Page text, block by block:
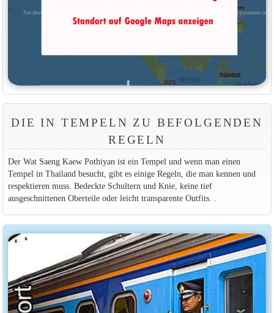
DIE IN TEMPELN ZU BEFOLGENDEN
REGELN
Der Wat Saeng Kaew Pothiyan ist ein Tempel und wenn man einen
Tempel in Thailand besucht, gibt es einige Regeln, die man kennen und
respektieren muss. Bedeckte Schultern und Knie, keine tief
ausgeschnittenen Oberteile oder leicht transparente Outfits. .